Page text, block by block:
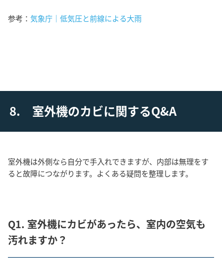
参考： 気象庁｜低気圧と前線による大雨
8. 室外機のカビに関するQ&A
室外機は外側なら自分で手入れできますが、内部は無理をす
ると故障につながります。よくある疑問を整理します。
Q1. 室外機にカビがあったら、室内の空気も
汚れますか？